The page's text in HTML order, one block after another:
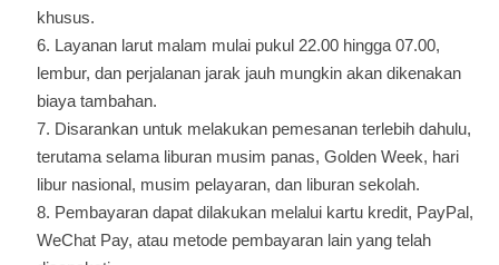
khusus.
Layanan larut malam mulai pukul 22.00 hingga 07.00,
lembur, dan perjalanan jarak jauh mungkin akan dikenakan
biaya tambahan.
Disarankan untuk melakukan pemesanan terlebih dahulu,
terutama selama liburan musim panas, Golden Week, hari
libur nasional, musim pelayaran, dan liburan sekolah.
Pembayaran dapat dilakukan melalui kartu kredit, PayPal,
WeChat Pay, atau metode pembayaran lain yang telah